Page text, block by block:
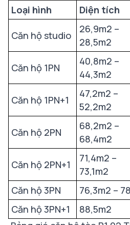
Loại hình
Diện tích
Căn hộ studio
26,9m2 –
28,5m2
Căn hộ 1PN
40,8m2 –
44,3m2
Căn hộ 1PN+1
47,2m2 –
52,2m2
Căn hộ 2PN
68,2m2 –
68,4m2
Căn hộ 2PN+1
71,4m2 –
73,1m2
Căn hộ 3PN 76,3m2 –
Căn hộ 3PN+1
88,5m2